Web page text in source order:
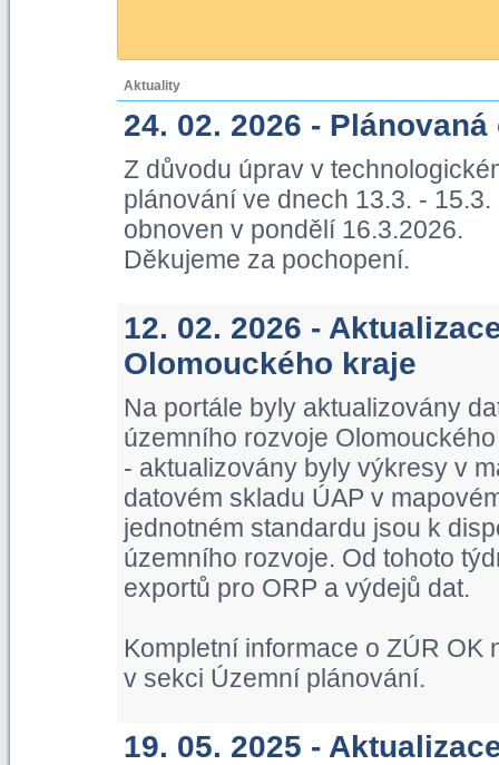
Aktuality
24. 02. 2026 -
Z důvodu úprav v
plánování ve dnech 13.3. -
obnoven v pondělí 16.3.2026.
Děkujeme za pochopení.
12. 02. 2026 -
Olomouckého kraje
Na portále byly aktualizovány
územního rozvoje
- aktualizovány byly výkresy v
datovém skladu ÚAP v
jednotném standardu jsou k
územního rozvoje. Od tohoto
exportů pro ORP a výdejů dat.
Kompletní informace o ZÚR
v sekci Územní plánování.
19. 05. 2025 -